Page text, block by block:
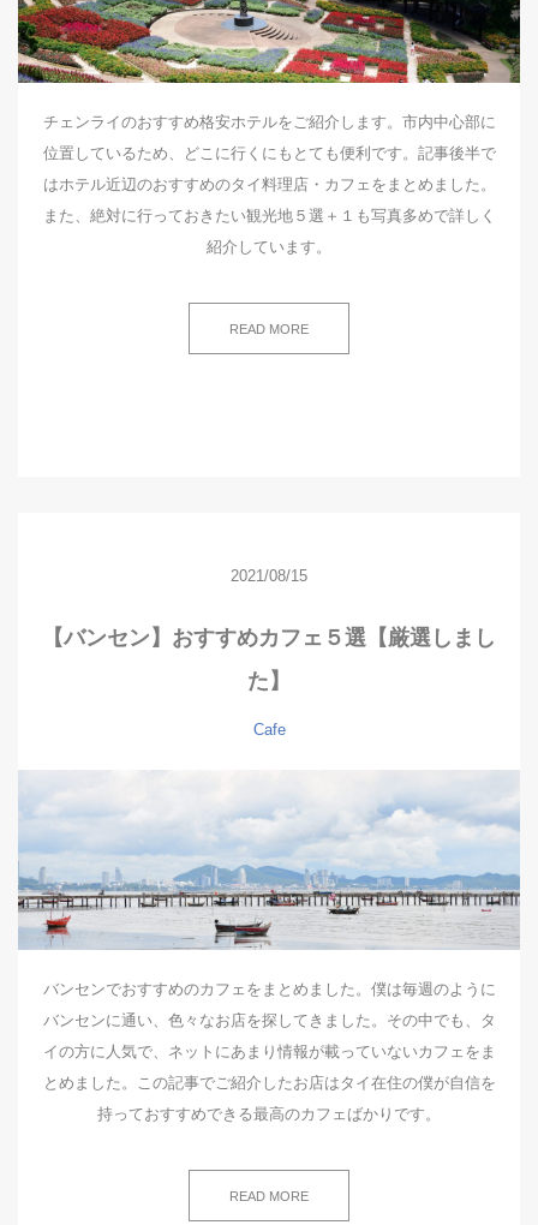
チェンライのおすすめ格安ホテルをご紹介します。市内中心部に
位置しているため、どこに行くにもとても便利です。記事後半で
はホテル近辺のおすすめのタイ料理店・カフェをまとめました。
また、絶対に行っておきたい観光地５選＋１も写真多めで詳しく
紹介しています。
READ MORE
2021/08/15
【バンセン】おすすめカフェ５選【厳選しまし
た】
Cafe
バンセンでおすすめのカフェをまとめました。僕は毎週のように
バンセンに通い、色々なお店を探してきました。その中でも、タ
イの方に人気で、ネットにあまり情報が載っていないカフェをま
とめました。この記事でご紹介したお店はタイ在住の僕が自信を
持っておすすめできる最高のカフェばかりです。
READ MORE